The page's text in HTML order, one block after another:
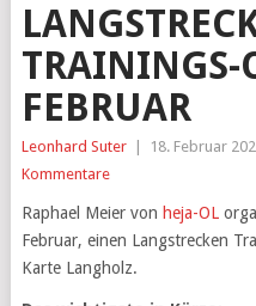
TRAININGS-
FEBRUAR
Leonhard Suter 18. Februar
Kommentare
Raphael Meier von heja-OL
Februar, einen Langstrecken
Karte Langholz.